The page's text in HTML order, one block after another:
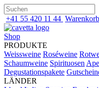
+41 55 420 11 44 Warenkorb
Shop
PRODUKTE
Weissweine Roséweine
Schaumweine Spirituosen
Degustationspakete
LÄNDER